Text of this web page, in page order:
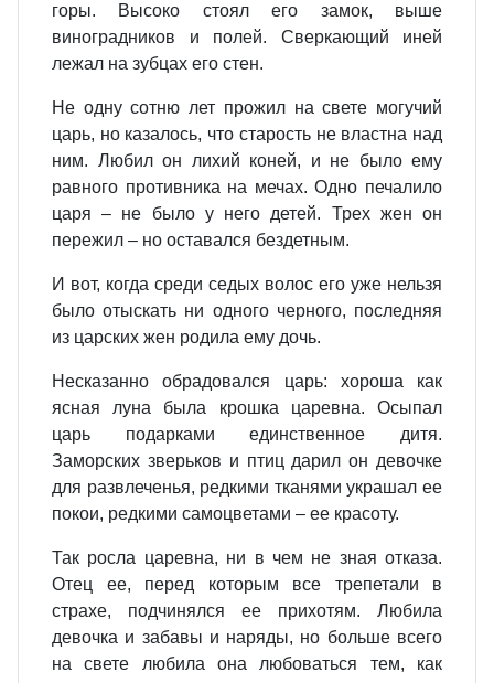
горы. Высоко стоял его замок, выше
виноградников и полей. Сверкающий иней
лежал на зубцах его стен.
Не одну сотню лет прожил на свете могучий
царь, но казалось, что старость не властна над
ним. Любил он лихий коней, и не было ему
равного противника на мечах. Одно печалило
царя – не было у него детей. Трех жен он
пережил – но оставался бездетным.
И вот, когда среди седых волос его уже нельзя
было отыскать ни одного черного, последняя
из царских жен родила ему дочь.
Несказанно обрадовался царь: хороша как
ясная луна была крошка царевна. Осыпал
царь подарками единственное дитя.
Заморских зверьков и птиц дарил он девочке
для развлеченья, редкими тканями украшал ее
покои, редкими самоцветами – ее красоту.
Так росла царевна, ни в чем не зная отказа.
Отец ее, перед которым все трепетали в
страхе, подчинялся ее прихотям. Любила
девочка и забавы и наряды, но больше всего
на свете любила она любоваться тем, как